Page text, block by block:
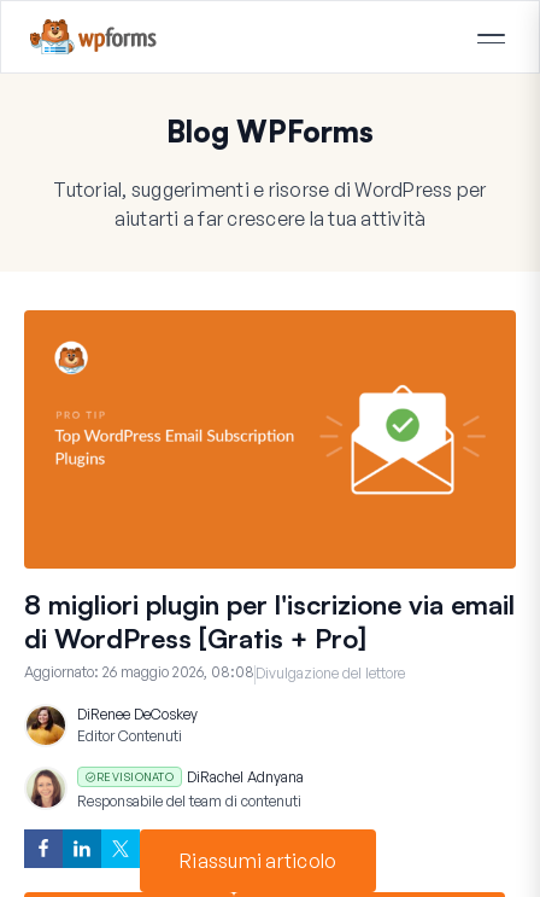
Blog WPForms
Tutorial, suggerimenti e risorse di WordPress per
aiutarti a far crescere la tua attività
8 migliori plugin per l'iscrizione via email
di WordPress [Gratis + Pro]
Aggiornato: 26 maggio 2026, 08:08 Divulgazione del lettore
DiRenee DeCoskey
Editor Contenuti
REVISIONATO DiRachel Adnyana
Responsabile del team di contenuti
Riassumi articolo